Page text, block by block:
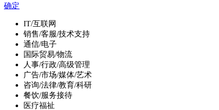
确定
IT/互联网
销售/客服/技术支持
通信/电子
国际贸易/物流
人事/行政/高级管理
广告/市场/媒体/艺术
咨询/法律/教育/科研
餐饮/服务接待
医疗福祉